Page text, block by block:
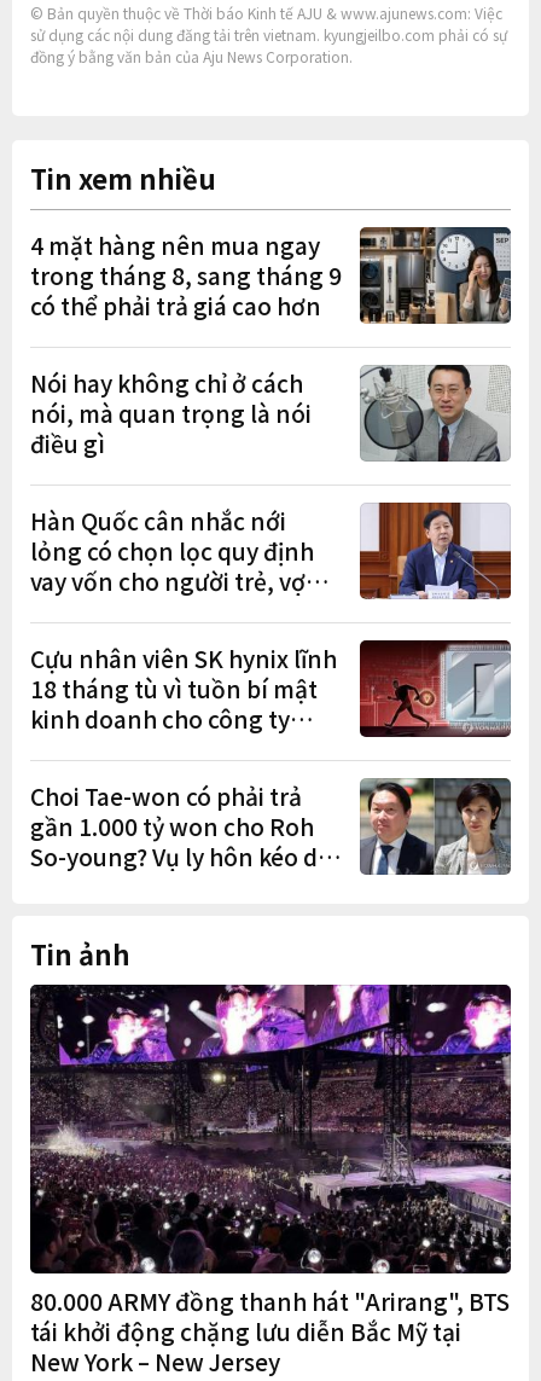
© Bản quyền thuộc về Thời báo Kinh tế AJU & www.ajunews.com: Việc
sử dụng các nội dung đăng tải trên vietnam. kyungjeilbo.com phải có sự
đồng ý bằng văn bản của Aju News Corporation.
Tin xem nhiều
4 mặt hàng nên mua ngay
trong tháng 8, sang tháng 9
có thể phải trả giá cao hơn
Nói hay không chỉ ở cách
nói, mà quan trọng là nói
điều gì
Hàn Quốc cân nhắc nới
lỏng có chọn lọc quy định
vay vốn cho người trẻ, vợ
Cựu nhân viên SK hynix lĩnh
18 tháng tù vì tuồn bí mật
kinh doanh cho công ty
Choi Tae-won có phải trả
gần 1.000 tỷ won cho Roh
So-young? Vụ ly hôn kéo dài
Tin ảnh
80.000 ARMY đồng thanh hát "Arirang", BTS
tái khởi động chặng lưu diễn Bắc Mỹ tại
New York – New Jersey